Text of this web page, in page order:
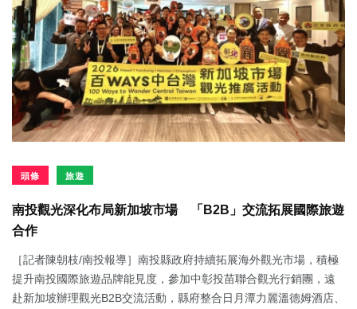
頭條 旅遊
南投觀光深化布局新加坡市場 「B2B」交流拓展國際旅遊
合作
［記者陳朝枝/南投報導］南投縣政府持續拓展海外觀光市場，積極
提升南投國際旅遊品牌能見度，參加中彰投苗聯合觀光行銷團，遠
赴新加坡辦理觀光B2B交流活動，縣府整合日月潭力麗溫德姆酒店、